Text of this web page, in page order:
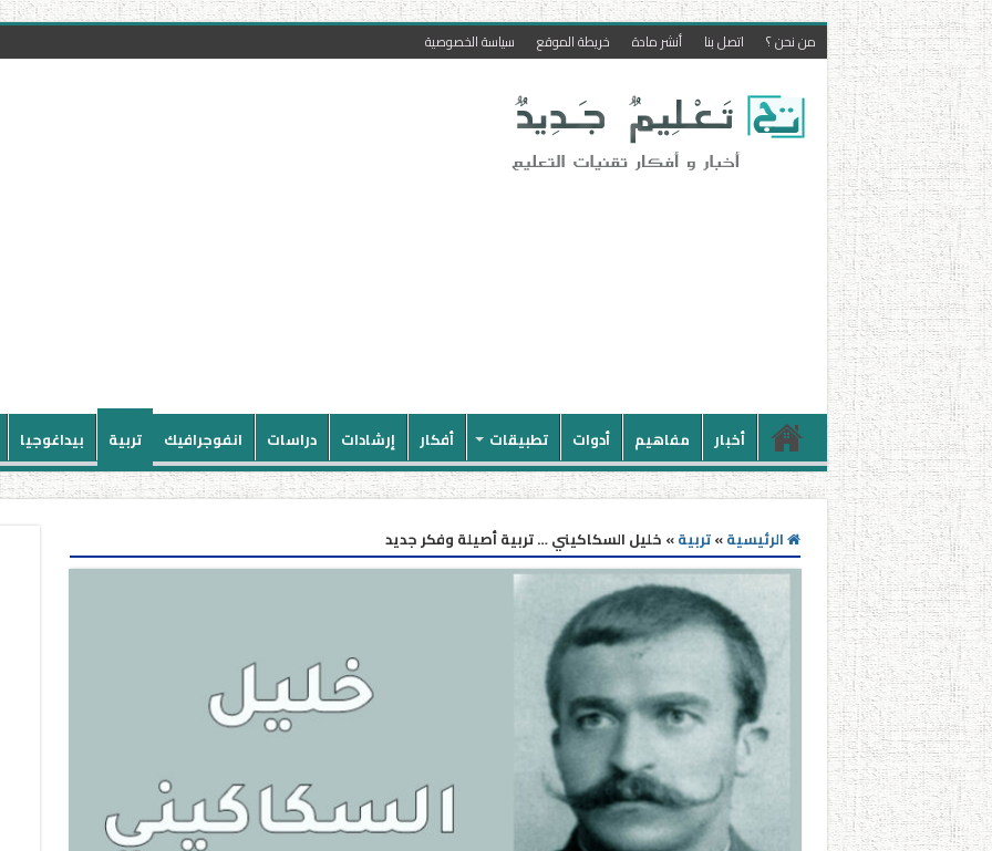
من نحن ؟ اتصل بنا أنشر مادة خريطة الموقع سياسة الخصوصية
أخبار مفاهيم أدوات تطبيقات أفكار إرشادات دراسات انفوجرافيك تربية بيداغوجيا
الرئيسية»تربية» خليل السكاكيني … تربية أصيلة وفكر جديد